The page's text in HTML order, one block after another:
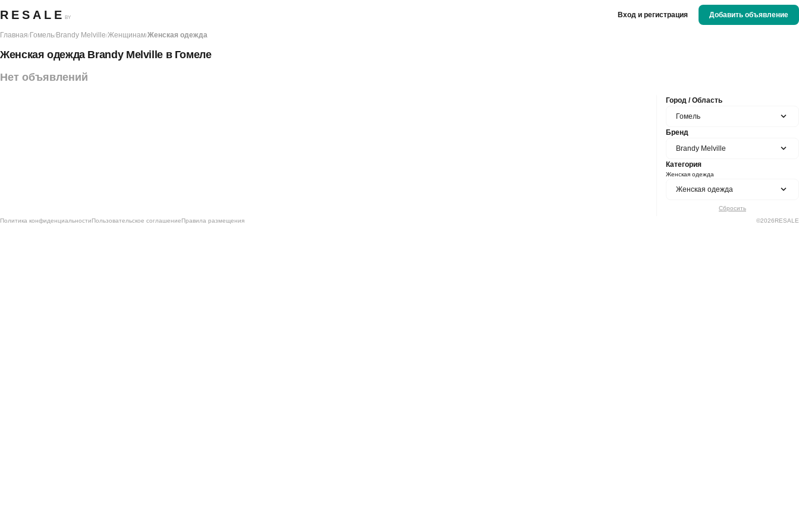
RESALE BY Вход и регистрация Добавить объявление
Главная/Гомель/Brandy Melville/Женщинам/Женская одежда
Женская одежда Brandy Melville в Гомеле
Город / Область
Гомель
Бренд
Brandy Melville
Категория
Женская одежда
Женская одежда
Сбросить
Нет объявлений
Политика конфиденциальностиПользовательское соглашениеПравила размещения ©2026RESALE